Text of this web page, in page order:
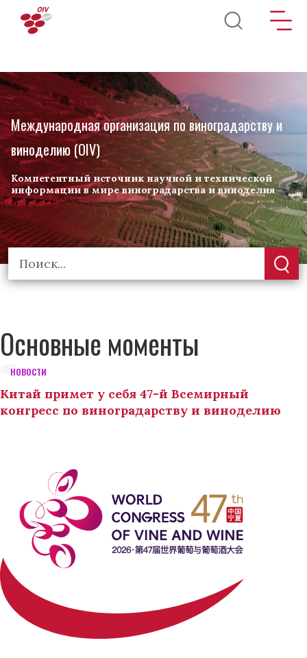
Перейти к основному содержанию
Международная организация по виноградарству и
виноделию (OIV)
Компетентный источник научной и технической
информации в мире виноградарства и виноделия
Основные моменты
НОВОСТИ
Китай примет у себя 47-й Всемирный
конгресс по виноградарству и виноделию